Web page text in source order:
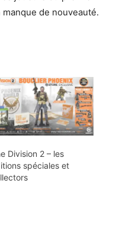
de nouveauté.
Division 2 – les
spéciales et